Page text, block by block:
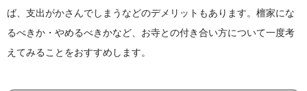
ば、支出がかさんでしまうなどのデメリットもあります。檀家にな
るべきか・やめるべきかなど、お寺との付き合い方について一度考
えてみることをおすすめします。